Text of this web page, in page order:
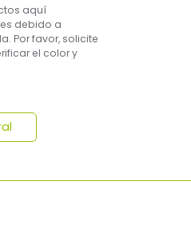
aquí
debido a
Por favor, solicite
el color y